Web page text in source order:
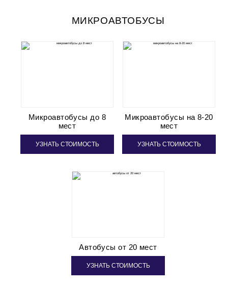
МИКРОАВТОБУСЫ
Микроавтобусы до 8
мест
УЗНАТЬ СТОИМОСТЬ
Микроавтобусы на 8-20
мест
УЗНАТЬ СТОИМОСТЬ
Автобусы от 20 мест
УЗНАТЬ СТОИМОСТЬ